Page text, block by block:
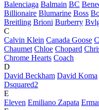
Balenciaga Balmain BC
Billionaire Blumarine Boss
Breitling Brioni Burberry
C
Calvin Klein Canada Goose
Chaumet Chloe Chopard
Chrome Hearts Coach
D
David Beckham David Koma
Dsquared2
E
Eleven Emiliano Zapata